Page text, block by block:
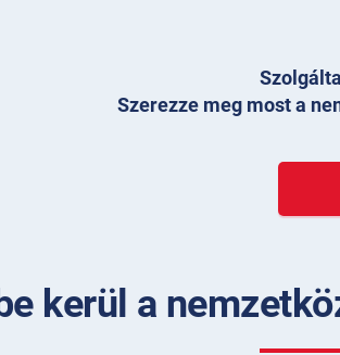
Szerezze meg most a
kerül a